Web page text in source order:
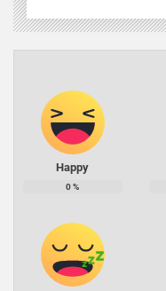
Happy
0%